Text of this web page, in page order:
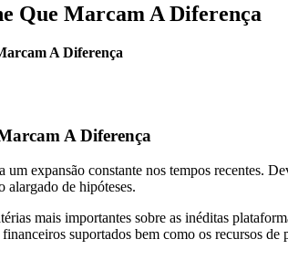
Que Marcam A Diferença
A Diferença
A Diferença
expansão constante nos tempos recentes.
alargado de hipóteses.
mais importantes sobre as inéditas
suportados bem como os recursos de